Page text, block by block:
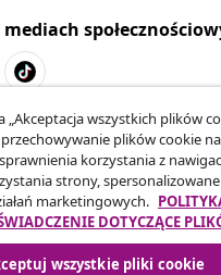
umowy
od umowy
od umowy
„Akceptacja wszystkich plików
plików cookie
korzystania z
strony,
marketingowych.
DOTYCZĄCE
wszystkie pliki cookie